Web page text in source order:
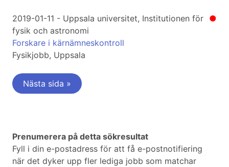
●
2019-01-11 - Uppsala universitet, Institutionen för
fysik och astronomi
Forskare i kärnämneskontroll
Fysikjobb, Uppsala
Nästa sida »
Prenumerera på detta sökresultat
Fyll i din e-postadress för att få e-postnotifiering
när det dyker upp fler lediga jobb som matchar